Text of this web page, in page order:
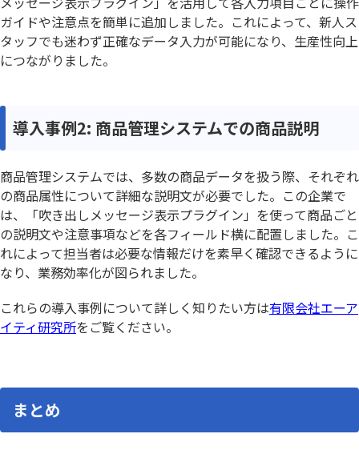
ガイドや注意点を簡単に追加しました。これによって、新人ス
タッフでも迷わず正確なデータ入力が可能になり、生産性向上
につながりました。
導入事例2: 商品管理システムでの商品説明
商品管理システムでは、多数の商品データを扱う際、それぞれ
の商品属性について詳細な説明文が必要でした。この企業で
は、「吹き出しメッセージ表示プラグイン」を使って商品ごと
の説明文や注意事項などを各フィールド横に配置しました。こ
れによって担当者は必要な情報だけを素早く確認できるように
なり、業務効率化が図られました。
これらの導入事例について詳しく知りたい方は有限会社エーア
イティ研究所をご覧ください。
まとめ